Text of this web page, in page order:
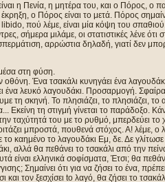
η Πενία, η μητέρα του, και ο Πόρος, ο
έκρηξη, ο Πόρος είναι το μετά. Πόρος
πού λέμε, είναι μία κόψη του
σήμερα μιλάμε, οι στατιστικές λένε ότι
αρρώστια δηλαδή, γιατί δεν
στη φύση.
Ένα τσακάλι κυνηγάει ένα
ένα λευκό λαγουδάκι. Προσαρμογή.
τη σκηνή. Το πλησιάζει, το πλησιάζει, το
τη στιγμή γίνεται το παράδοξο.
ταχύτητά του με το ρυθμό, μπερδεύει το
μπροστά, πουθενά στόχος. Α! λέμε, ο
καημένο το λαγουδάκι Εμ, δε. Δε
αλλά θα πεθάνει το τσακάλι από την
είναι ελληνικά σοφίσματα, Έτσι; θα
Σημαίνει ότι για να ζήσει το ένα,
και τον ξεσχίσει to λαγό, θα ζήσει το